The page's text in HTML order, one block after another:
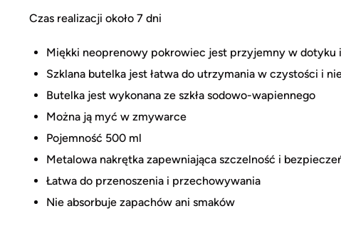
Czas realizacji około 7 dni
Miękki neoprenowy pokrowiec jest przyjemny w
Szklana butelka jest łatwa do utrzymania w czystości i
Butelka jest wykonana ze szkła sodowo-wapiennego
Można ją myć w zmywarce
Pojemność 500 ml
Metalowa nakrętka zapewniająca szczelność i
Łatwa do przenoszenia i przechowywania
Nie absorbuje zapachów ani smaków